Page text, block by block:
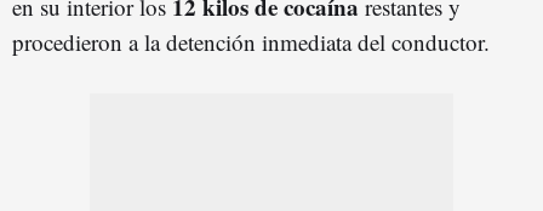
en su interior los 12 kilos de cocaína restantes y
procedieron a la detención inmediata del conductor.